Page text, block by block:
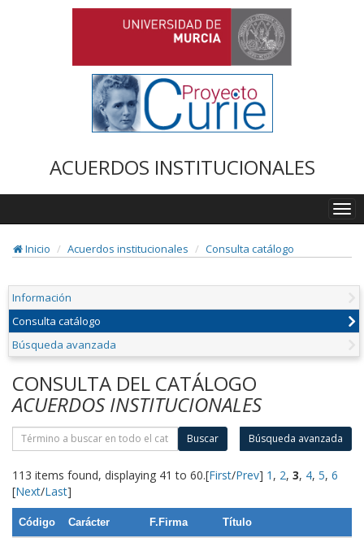
ACUERDOS INSTITUCIONALES
Inicio
Acuerdos institucionales Consulta catálogo
Información
Consulta catálogo
Búsqueda avanzada
CONSULTA DEL CATÁLOGO
ACUERDOS INSTITUCIONALES
Buscar Búsqueda avanzada
113 items found, displaying 41 to 60.[First/Prev] 1 , 2, 3, 4, 5, 6
[Next/Last]
Código Carácter F.Firma Título